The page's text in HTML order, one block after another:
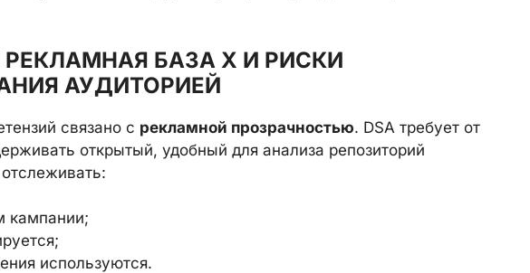
БАЗА X И РИСКИ
АУДИТОРИЕЙ
связано с рекламной прозрачностью. DSA требует от
открытый, удобный для анализа репозиторий
кампании;
используются.